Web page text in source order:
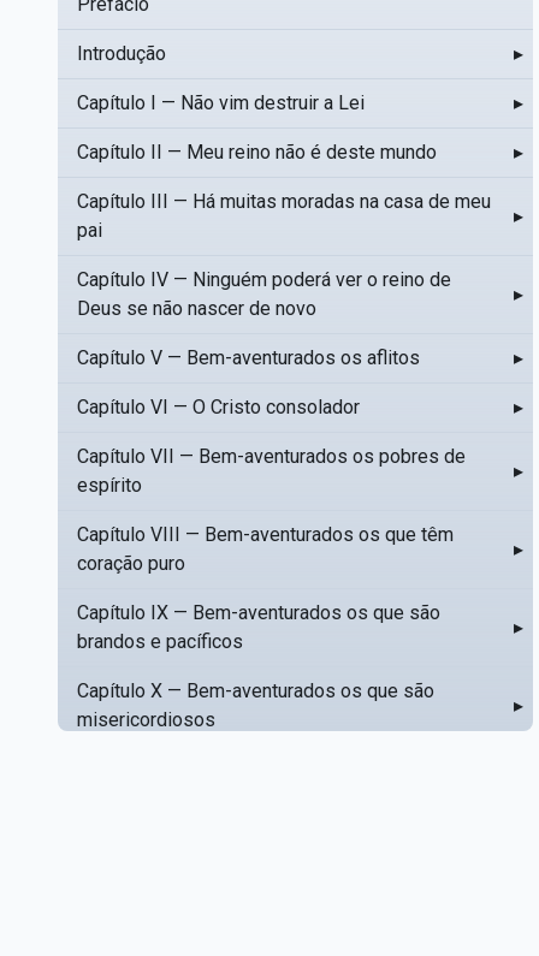
Introdução ▸
Capítulo I — Não vim destruir a Lei ▸
Capítulo II — Meu reino não é deste mundo ▸
Capítulo III — Há muitas moradas na casa de meu
pai
▸
Capítulo IV — Ninguém poderá ver o reino de
Deus se não nascer de novo
▸
Capítulo V — Bem-aventurados os aflitos ▸
Capítulo VI — O Cristo consolador ▸
Capítulo VII — Bem-aventurados os pobres de
espírito
▸
Capítulo VIII — Bem-aventurados os que têm
coração puro
▸
Capítulo IX — Bem-aventurados os que são
brandos e pacíficos
▸
Capítulo X — Bem-aventurados os que são
misericordiosos
▸